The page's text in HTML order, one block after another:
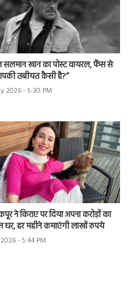
सलमान खान का पोस्ट वायरल, फैंस से
तबीयत कैसी है?”
2026 - 5:30 PM
ने किराए पर दिया अपना करोड़ों का
हर महीने कमाएंगी लाखों रुपये
- 5:44 PM